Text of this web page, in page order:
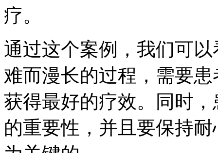
疗。
通过这个案例，我们可
难而漫长的过程，需要
获得最好的疗效。同时
的重要性，并且要保持